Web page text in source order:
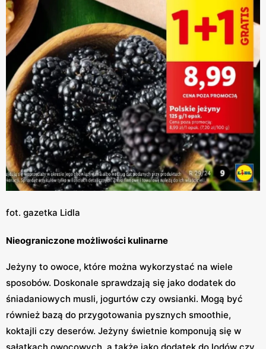
fot. gazetka Lidla
Nieograniczone możliwości kulinarne
Jeżyny to owoce, które można wykorzystać na wiele
sposobów. Doskonale sprawdzają się jako dodatek do
śniadaniowych musli, jogurtów czy owsianki. Mogą być
również bazą do przygotowania pysznych smoothie,
koktajli czy deserów. Jeżyny świetnie komponują się w